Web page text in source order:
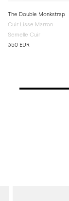
The Double Monkstrap
Cuir Lisse Marron
Semelle Cuir
350 EUR